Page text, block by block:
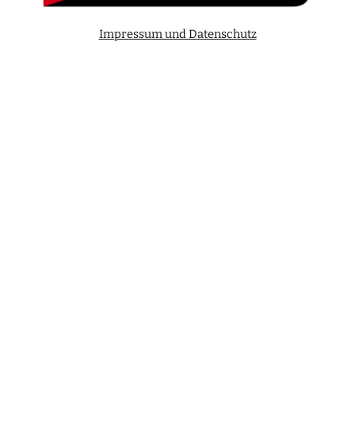
Impressum und Datenschutz